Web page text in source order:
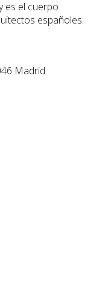
es el cuerpo
españoles.
Madrid